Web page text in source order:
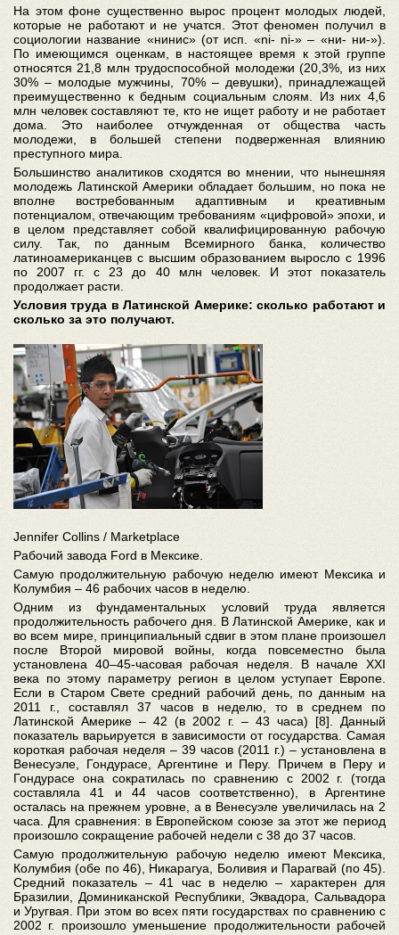
На этом фоне существенно вырос процент молодых людей,
которые не работают и не учатся. Этот феномен получил в
социологии название «нинис» (от исп. «ni- ni-» – «ни- ни-»).
По имеющимся оценкам, в настоящее время к этой группе
относятся 21,8 млн трудоспособной молодежи (20,3%, из них
30% – молодые мужчины, 70% – девушки), принадлежащей
преимущественно к бедным социальным слоям. Из них 4,6
млн человек составляют те, кто не ищет работу и не работает
дома. Это наиболее отчужденная от общества часть
молодежи, в большей степени подверженная влиянию
преступного мира.
Большинство аналитиков сходятся во мнении, что нынешняя
молодежь Латинской Америки обладает большим, но пока не
вполне востребованным адаптивным и креативным
потенциалом, отвечающим требованиям «цифровой» эпохи, и
в целом представляет собой квалифицированную рабочую
силу. Так, по данным Всемирного банка, количество
латиноамериканцев с высшим образованием выросло с 1996
по 2007 гг. с 23 до 40 млн человек. И этот показатель
продолжает расти.
Условия труда в Латинской Америке: сколько работают и
сколько за это получают.
Jennifer Collins / Marketplace
Рабочий завода Ford в Мексике
Самую продолжительную рабочую неделю имеют Мексика и
Колумбия – 46 рабочих часов в неделю.
Одним из фундаментальных условий труда является
продолжительность рабочего дня. В Латинской Америке, как и
во всем мире, принципиальный сдвиг в этом плане произошел
после Второй мировой войны, когда повсеместно была
установлена 40–45-часовая рабочая неделя. В начале XXI
века по этому параметру регион в целом уступает Европе.
Если в Старом Свете средний рабочий день, по данным на
2011 г., составлял 37 часов в неделю, то в среднем по
Латинской Америке – 42 (в 2002 г. – 43 часа) [8]. Данный
показатель варьируется в зависимости от государства. Самая
короткая рабочая неделя – 39 часов (2011 г.) – установлена в
Венесуэле, Гондурасе, Аргентине и Перу. Причем в Перу и
Гондурасе она сократилась по сравнению с 2002 г. (тогда
составляла 41 и 44 часов соответственно), в Аргентине
осталась на прежнем уровне, а в Венесуэле увеличилась на 2
часа. Для сравнения: в Европейском союзе за этот же период
произошло сокращение рабочей недели с 38 до 37 часов.
Самую продолжительную рабочую неделю имеют Мексика,
Колумбия (обе по 46), Никарагуа, Боливия и Парагвай (по 45).
Средний показатель – 41 час в неделю – характерен для
Бразилии, Доминиканской Республики, Эквадора, Сальвадора
и Уругвая. При этом во всех пяти государствах по сравнению с
2002 г. произошло уменьшение продолжительности рабочей